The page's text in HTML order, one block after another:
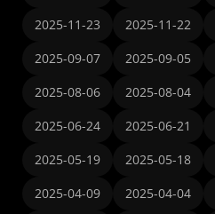
2025-11-23
2025-11-22
2025-09-07
2025-09-05
2025-08-06
2025-08-04
2025-06-24
2025-06-21
2025-05-19
2025-05-18
2025-04-09
2025-04-04